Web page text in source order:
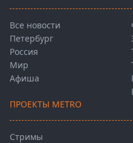
Все новости
Петербург
Россия
Мир
Афиша
ПРОЕКТЫ METRO
Стримы